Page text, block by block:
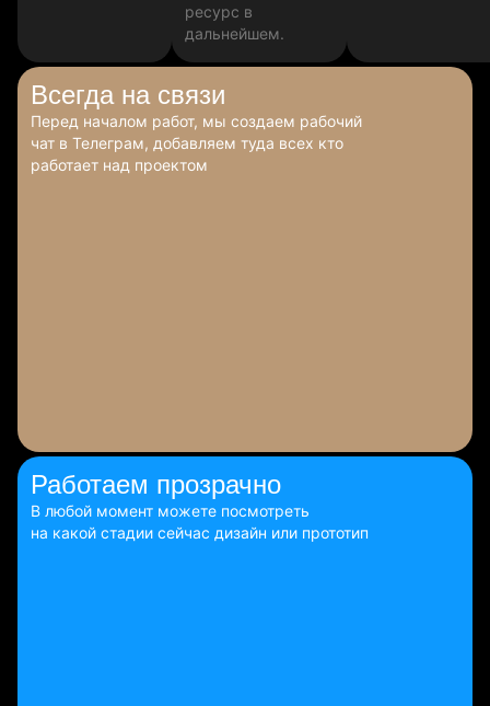
ресурс в
дальнейшем.
Всегда на связи
Перед началом работ, мы создаем рабочий
чат в Телеграм, добавляем туда всех кто
работает над проектом
Работаем прозрачно
В любой момент можете посмотреть
на какой стадии сейчас дизайн или прототип